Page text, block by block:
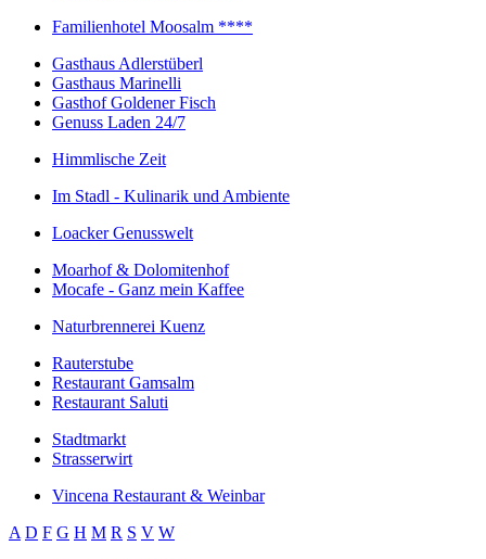
Familienhotel Moosalm ****
Gasthaus Adlerstüberl
Gasthaus Marinelli
Gasthof Goldener Fisch
Genuss Laden 24/7
Himmlische Zeit
Im Stadl - Kulinarik und Ambiente
Loacker Genusswelt
Moarhof & Dolomitenhof
Mocafe - Ganz mein Kaffee
Naturbrennerei Kuenz
Rauterstube
Restaurant Gamsalm
Restaurant Saluti
Stadtmarkt
Strasserwirt
Vincena Restaurant & Weinbar
A D F G H M R S V W